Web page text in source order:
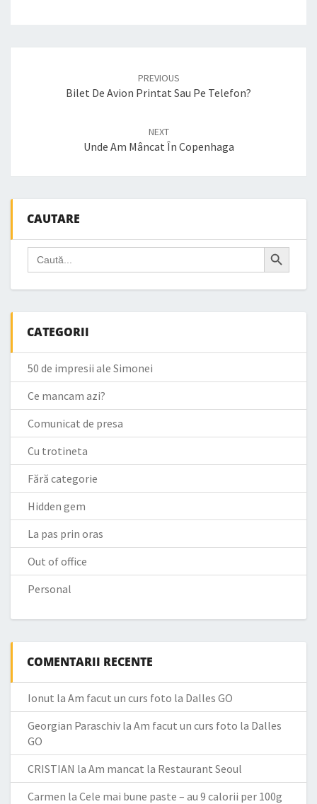
PREVIOUS
Bilet De Avion Printat Sau Pe Telefon?
NEXT
Unde Am Mâncat În Copenhaga
CAUTARE
Search
for:
Search Button
CATEGORII
50 de impresii ale Simonei
Ce mancam azi?
Comunicat de presa
Cu trotineta
Fără categorie
Hidden gem
La pas prin oras
Out of office
Personal
COMENTARII RECENTE
Ionut la Am facut un curs foto la Dalles GO
Georgian Paraschiv la Am facut un curs foto la Dalles
GO
CRISTIAN la Am mancat la Restaurant Seoul
Carmen la Cele mai bune paste – au 9 calorii per 100g